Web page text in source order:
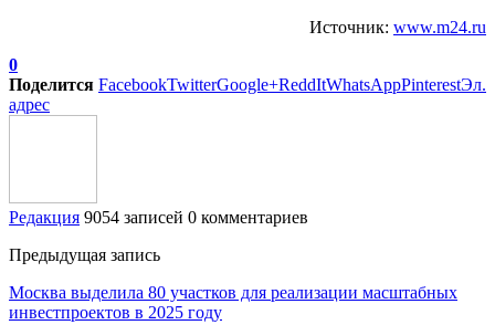
Источник: www.m24.ru
0
Поделится FacebookTwitterGoogle+ReddItWhatsAppPinterestЭл.
адрес
Редакция 9054 записей 0 комментариев
Предыдущая запись
Москва выделила 80 участков для реализации масштабных
инвестпроектов в 2025 году